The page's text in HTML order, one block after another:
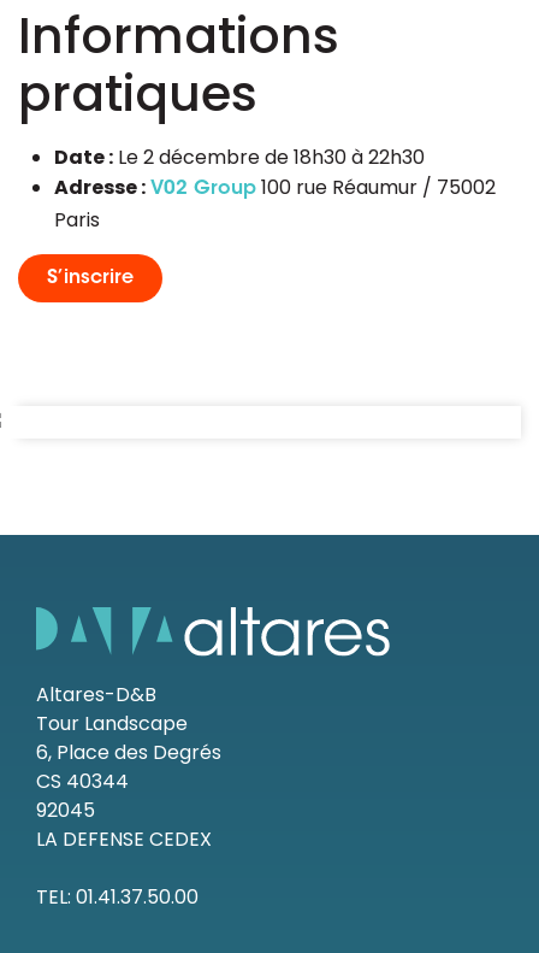
Informations
pratiques
Date : Le 2 décembre de 18h30 à 22h30
Adresse : V02 Group 100 rue Réaumur / 75002
Paris
S’inscrire
Altares-D&B
Tour Landscape
6, Place des Degrés
CS 40344
92045
LA DEFENSE CEDEX
TEL: 01.41.37.50.00